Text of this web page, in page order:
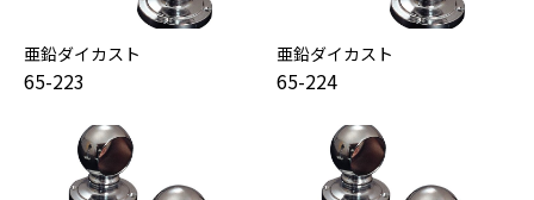
亜鉛ダイカスト
65-223
亜鉛ダイカスト
65-224